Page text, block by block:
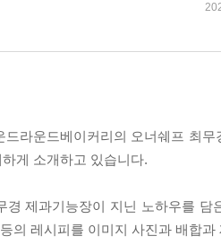
드라운드베이커리의 오너쉐프 최
게 소개하고 있습니다.
경 제과기능장이 지닌 노하우를
의 레시피를 이미지 사진과 배합